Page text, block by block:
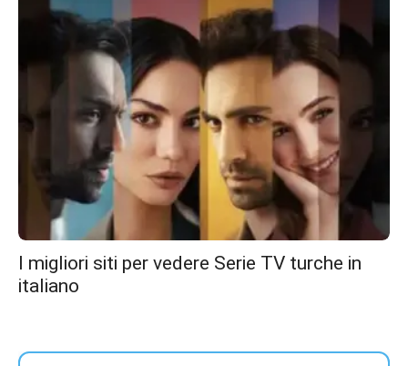
I migliori siti per vedere Serie TV turche in
italiano